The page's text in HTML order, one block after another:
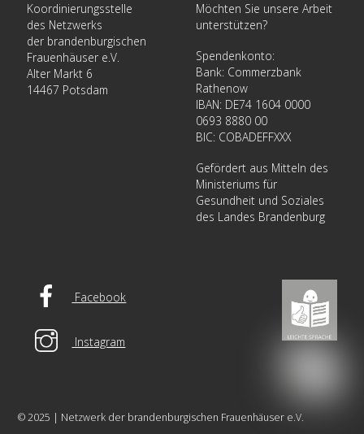
Koordinierungsstelle
des Netzwerks
der brandenburgischen
Frauenhäuser e.V.
Alter Markt 6
14467 Potsdam
Möchten Sie unsere Arbeit
unterstützen?
Spendenkonto:
Bank: Commerzbank
Rathenow
IBAN: DE74 1604 0000
0693 8880 00
BIC: COBADEFFXXX
Gefördert aus Mitteln des
Ministeriums für
Gesundheit und Soziales
des Landes Brandenburg
Facebook
Instagram
© 2025 | Netzwerk der brandenburgischen Frauenhäuser e.V.